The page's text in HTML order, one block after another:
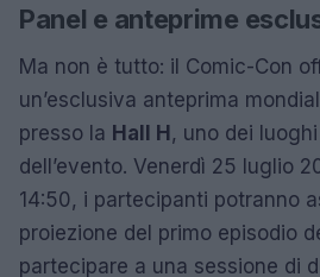
Panel e anteprime
Ma non è tutto: il Comic-Con
un’esclusiva anteprima
presso la Hall H, uno dei
dell’evento. Venerdì 25 luglio
14:50, i partecipanti potranno
proiezione del primo episodio
partecipare a una sessione di